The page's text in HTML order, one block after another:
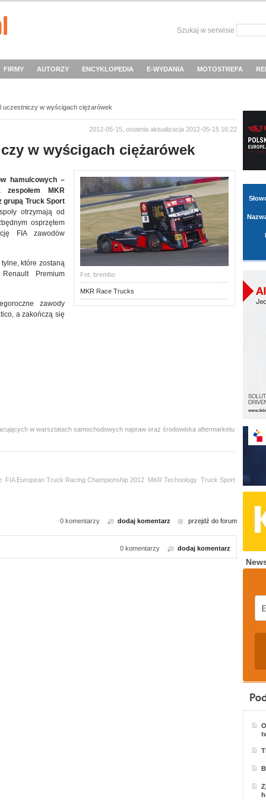
Szukaj w serwisie
FIRMY AUTORZY ENCYKLOPEDIA E-WYDANIA MOTOSTREFA
uczestniczy w wyścigach ciężarówek
2012-05-15, ostatnia aktualizacja 2012-05-15 16:22
w wyścigach ciężarówek
Fot. brembo
MKR Race Trucks
hamulcowych –
zespołem MKR
grupą Truck Sport
otrzymają od
osprzętem
FIA zawodów
które zostaną
Premium
zawody
a zakończą się
w warsztatach samochodowych napraw oraz środowiska aftermarketu
FIA European Truck Racing Championship 2012 MKR Technology Truck Sport
0 komentarzy dodaj komentarz przejdź do forum
0 komentarzy dodaj komentarz